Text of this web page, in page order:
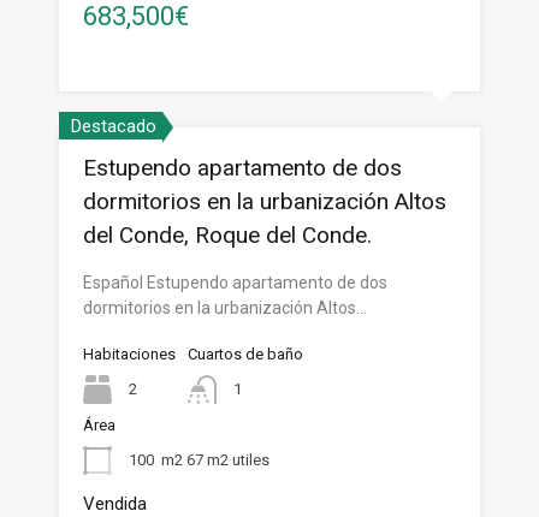
683,500€
Destacado
Estupendo apartamento de dos
dormitorios en la urbanización Altos
del Conde, Roque del Conde.
Español Estupendo apartamento de dos
dormitorios en la urbanización Altos…
Habitaciones
2
Cuartos de baño
1
Área
100 m2 67 m2 utiles
Vendida